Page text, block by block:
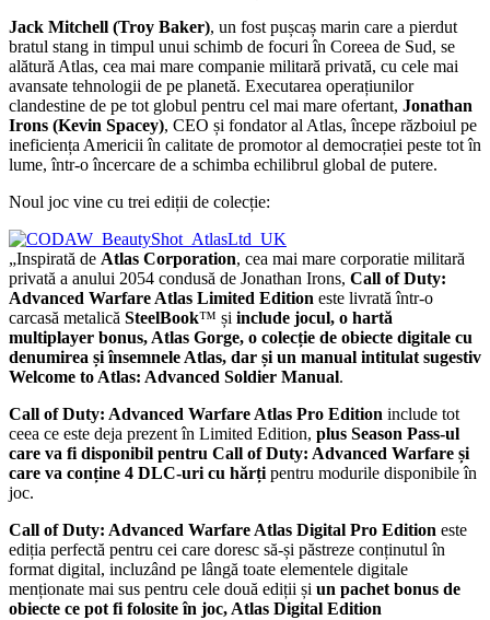
Jack Mitchell (Troy Baker), un fost pușcaș marin care a pierdut
bratul stang in timpul unui schimb de focuri în Coreea de Sud, se
alătură Atlas, cea mai mare companie militară privată, cu cele mai
avansate tehnologii de pe planetă. Executarea operațiunilor
clandestine de pe tot globul pentru cel mai mare ofertant, Jonathan
Irons (Kevin Spacey), CEO și fondator al Atlas,începe războiul pe
ineficiența Americii în calitate de promotor al democrației peste tot în
lume, într-o încercare de a schimba echilibrul global de putere.
Noul joc vine cu trei ediții de colecție:
„Inspirată de Atlas Corporation, cea mai mare corporatie militară
privată a anului 2054 condusă de Jonathan Irons, Call of Duty:
Advanced Warfare Atlas Limited Edition este livrată într-o
carcasă metalică SteelBook™ și include jocul, o hartă
multiplayer bonus, Atlas Gorge, o colecție de obiecte digitale cu
denumirea și însemnele Atlas, dar și un manual intitulat sugestiv
Welcome to Atlas: Advanced Soldier Manual.
Call of Duty: Advanced Warfare Atlas Pro Edition include tot
ceea ce este deja prezent în Limited Edition, plus Season Pass-ul
care va fi disponibil pentru Call of Duty: Advanced Warfare și
care va conține 4 DLC-uri cu hărți pentru modurile disponibile în
joc.
Call of Duty: Advanced Warfare Atlas Digital Pro Edition este
ediția perfectă pentru cei care doresc să-și păstreze conținutul în
format digital, incluzând pe lângă toate elementele digitale
menționate mai sus pentru cele două ediții și un pachet bonus de
obiecte ce pot fi folosite în joc, Atlas Digital Edition